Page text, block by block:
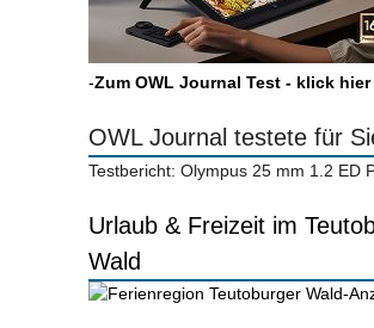
-Zum OWL Journal Test - klick hier
OWL Journal testete für
Testbericht: Olympus 25 mm 1.2 ED
Urlaub & Freizeit im
Wald
-